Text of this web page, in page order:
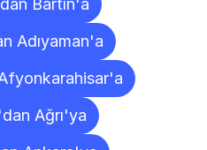
Bartın'a
Adıyaman'a
Ağrı'ya